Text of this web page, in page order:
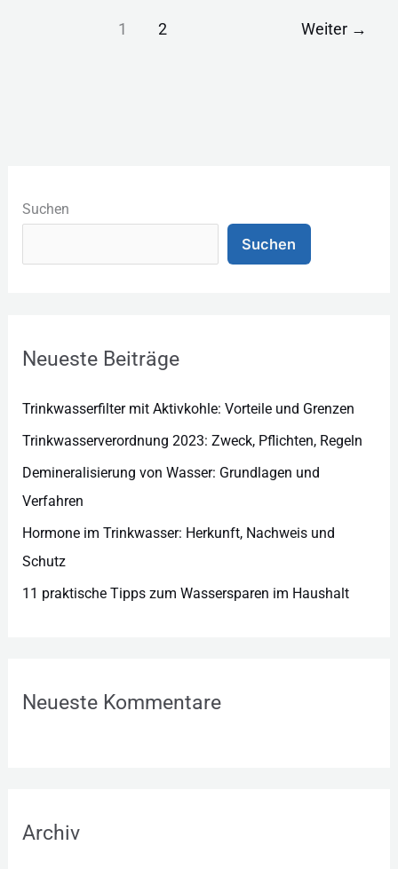
1 2 Weiter →
Suchen
Suchen
Neueste Beiträge
Trinkwasserfilter mit Aktivkohle: Vorteile und Grenzen
Trinkwasserverordnung 2023: Zweck, Pflichten, Regeln
Demineralisierung von Wasser: Grundlagen und
Verfahren
Hormone im Trinkwasser: Herkunft, Nachweis und
Schutz
11 praktische Tipps zum Wassersparen im Haushalt
Neueste Kommentare
Archiv
a
e
r
e
n